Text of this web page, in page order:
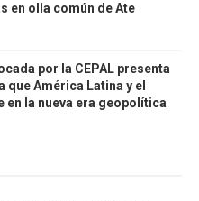
en olla común de Ate
por la CEPAL presenta
que América Latina y el
en la nueva era geopolítica